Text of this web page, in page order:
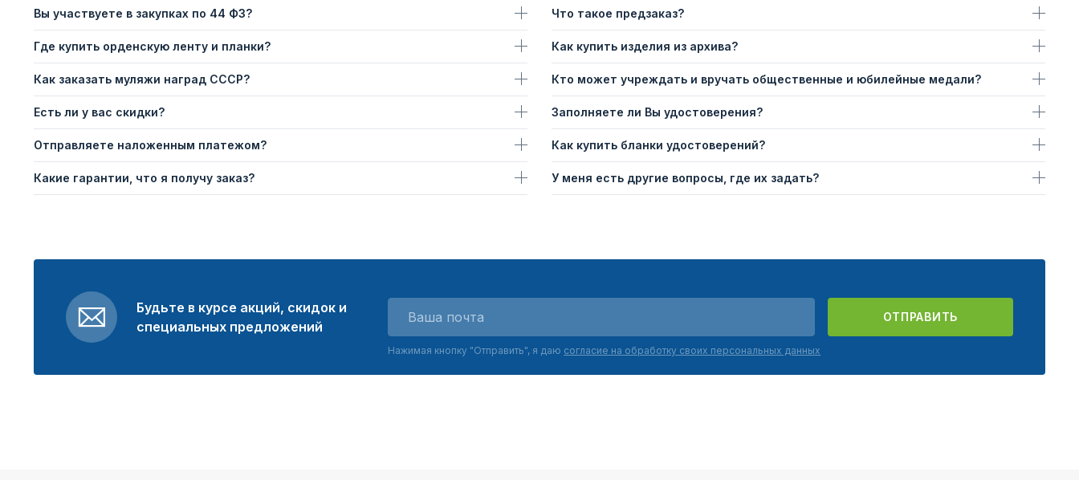
Вы участвуете в закупках по 44 ФЗ?
Где купить орденскую ленту и планки?
Как заказать муляжи наград СССР?
Есть ли у вас скидки?
Отправляете наложенным платежом?
Какие гарантии, что я получу заказ?
Что такое предзаказ?
Как купить изделия из архива?
Кто может учреждать и вручать общественные и юбилейные медали?
Заполняете ли Вы удостоверения?
Как купить бланки удостоверений?
У меня есть другие вопросы, где их задать?
Будьте в курсе акций, скидок и
специальных предложений
ОТПРАВИТЬ
Нажимая кнопку "Отправить", я даю согласие на обработку своих персональных данных